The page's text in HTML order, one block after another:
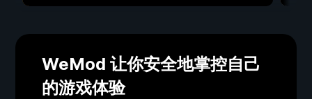
WeMod 让你安全地掌控自己
的游戏体验